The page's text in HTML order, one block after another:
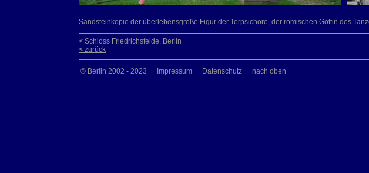
Sandsteinkopie der überlebensgroße Figur der Terpsichore, der römischen Göttin des
< Schloss Friedrichsfelde, Berlin
< zurück
© Berlin 2002 - 2023 Impressum Datenschutz nach oben